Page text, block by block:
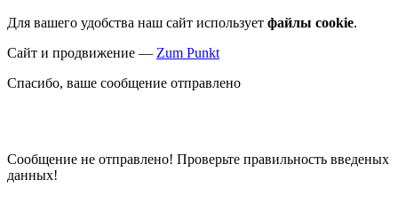
Для вашего удобства наш сайт использует файлы cookie.
Сайт и продвижение — Zum Punkt
Спасибо, ваше сообщение отправлено
Сообщение не отправлено! Проверьте правильность введеных
данных!